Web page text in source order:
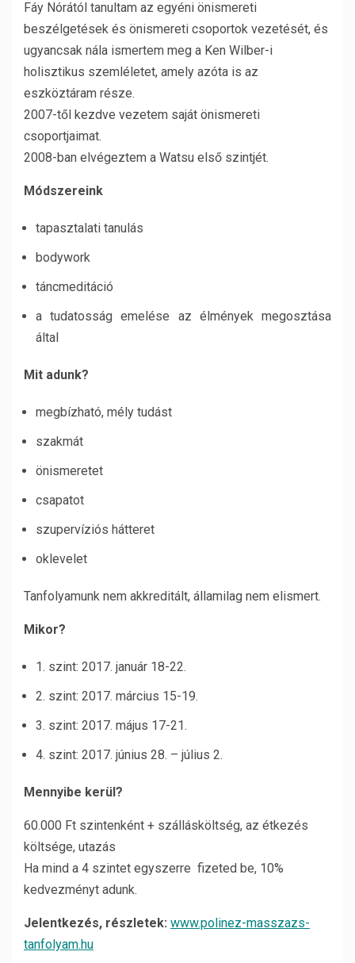
Fáy Nórától tanultam az egyéni önismereti
beszélgetések és önismereti csoportok vezetését, és
ugyancsak nála ismertem meg a Ken Wilber-i
holisztikus szemléletet, amely azóta is az
eszköztáram része.
2007-től kezdve vezetem saját önismereti
csoportjaimat.
2008-ban elvégeztem a Watsu első szintjét.
Módszereink
tapasztalati tanulás
bodywork
táncmeditáció
a tudatosság emelése az élmények megosztása
által
Mit adunk?
megbízható, mély tudást
szakmát
önismeretet
csapatot
szupervíziós hátteret
oklevelet
Tanfolyamunk nem akkreditált, államilag nem elismert.
Mikor?
1. szint: 2017. január 18-22.
2. szint: 2017. március 15-19.
3. szint: 2017. május 17-21.
4. szint: 2017. június 28. – július 2.
Mennyibe kerül?
60.000 Ft szintenként + szállásköltség, az étkezés
költsége, utazás
Ha mind a 4 szintet egyszerre fizeted be, 10%
kedvezményt adunk.
Jelentkezés, részletek: www.polinez-masszazs-
tanfolyam.hu